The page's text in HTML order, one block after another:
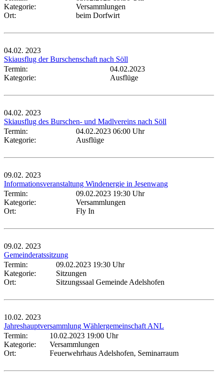
Kategorie:
Versammlungen
Ort:
beim Dorfwirt
04.02. 2023
Skiausflug der Burschenschaft nach Söll
Termin:
04.02.2023
Kategorie:
Ausflüge
04.02. 2023
Skiausflug des Burschen- und Madlvereins nach Söll
Termin:
04.02.2023 06:00 Uhr
Kategorie:
Ausflüge
09.02. 2023
Informationsveranstaltung Windenergie in Jesenwang
Termin:
09.02.2023 19:30 Uhr
Kategorie:
Versammlungen
Ort:
Fly In
09.02. 2023
Gemeinderatssitzung
Termin:
09.02.2023 19:30 Uhr
Kategorie:
Sitzungen
Ort:
Sitzungssaal Gemeinde Adelshofen
10.02. 2023
Jahreshauptversammlung Wählergemeinschaft ANL
Termin:
10.02.2023 19:00 Uhr
Kategorie:
Versammlungen
Ort:
Feuerwehrhaus Adelshofen, Seminarraum